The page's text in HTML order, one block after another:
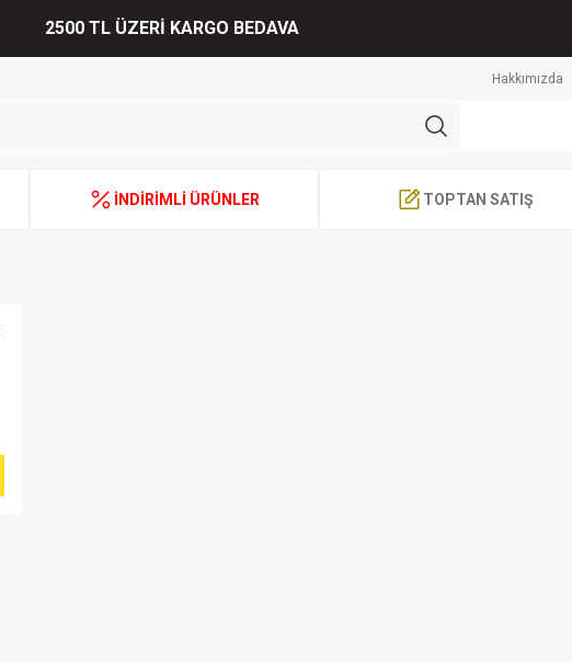
2500 TL ÜZERİ KARGO BEDAVA
Hakkımızda
İNDİRİMLİ ÜRÜNLER TOPTAN SATIŞ